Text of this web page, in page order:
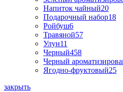
Напиток чайный20
Подарочный набор18
Ройбуш6
Травяной57
Улун11
Черный458
Черный
Ягодно-фруктовый25
закрыть